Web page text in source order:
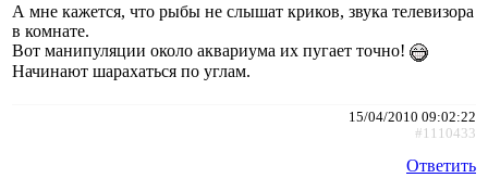
А мне кажется, что рыбы не слышат криков, звука телевизора
в комнате.
Вот манипуляции около аквариума их пугает точно!
Начинают шарахаться по углам.
15/04/2010 09:02:22
#1110433
Ответить